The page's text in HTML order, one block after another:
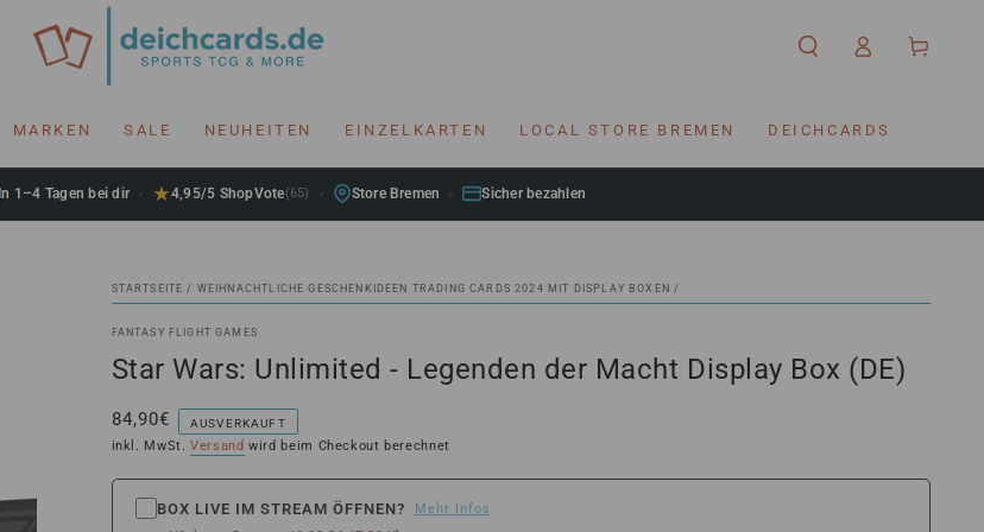
MARKEN SALE NEUHEITEN EINZELKARTEN LOCAL STORE BREMEN DEICHCARDS
EinloggenWarenkorb
In 1–4 Tagen bei dir 4,95/5 ShopVote(65) Store Bremen Sicher bezahlen
STARTSEITE / WEIHNACHTLICHE GESCHENKIDEEN TRADING CARDS 2024 MIT DISPLAY BOXEN /
FANTASY FLIGHT GAMES
Star Wars: Unlimited - Legenden der Macht Display Box (DE)
Regulärer
Preis
84,90€ AUSVERKAUFT
inkl. MwSt.Versand wird beim Checkout berechnet
BOX LIVE IM STREAM ÖFFNEN?
Mehr Infos